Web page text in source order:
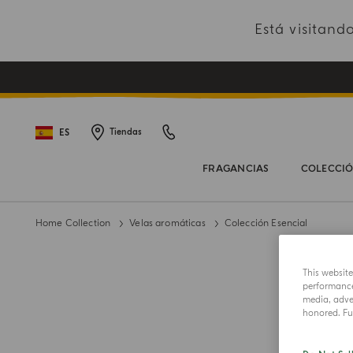
Está
ES Tiendas
FRAGANCIAS
Home Collection Velas aromáticas Colección Esencial
This
media,
honored.